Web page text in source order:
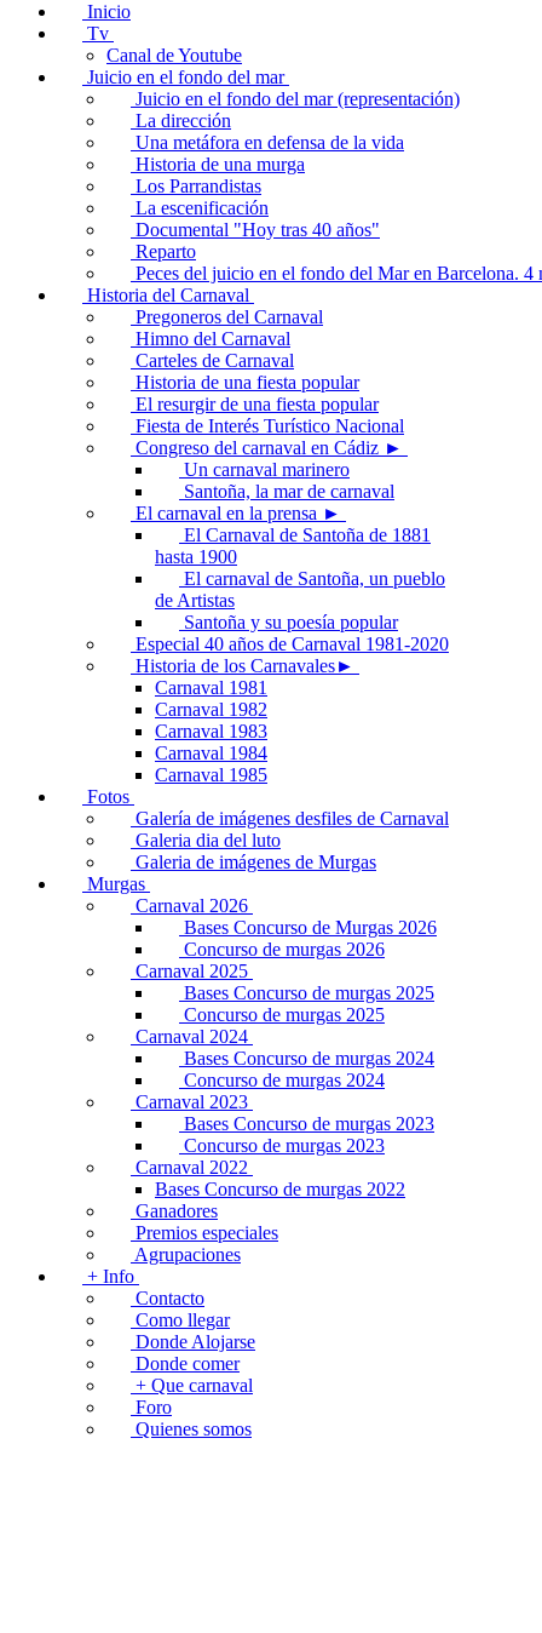
Inicio
Tv
Canal de Youtube
Juicio en el fondo del mar
Juicio en el fondo del mar (representación)
La dirección
Una metáfora en defensa de la vida
Historia de una murga
Los Parrandistas
La escenificación
Documental "Hoy tras 40 años"
Reparto
Peces del juicio en el fondo del Mar en Barcelona. 4
Historia del Carnaval
Pregoneros del Carnaval
Himno del Carnaval
Carteles de Carnaval
Historia de una fiesta popular
El resurgir de una fiesta popular
Fiesta de Interés Turístico Nacional
Congreso del carnaval en Cádiz ►
Un carnaval marinero
Santoña, la mar de carnaval
El carnaval en la prensa ►
El Carnaval de Santoña de 1881
hasta 1900
El carnaval de Santoña, un pueblo
de Artistas
Santoña y su poesía popular
Especial 40 años de Carnaval 1981-2020
Historia de los Carnavales►
Carnaval 1981
Carnaval 1982
Carnaval 1983
Carnaval 1984
Carnaval 1985
Fotos
Galería de imágenes desfiles de Carnaval
Galeria dia del luto
Galeria de imágenes de Murgas
Murgas
Carnaval 2026
Bases Concurso de Murgas 2026
Concurso de murgas 2026
Carnaval 2025
Bases Concurso de murgas 2025
Concurso de murgas 2025
Carnaval 2024
Bases Concurso de murgas 2024
Concurso de murgas 2024
Carnaval 2023
Bases Concurso de murgas 2023
Concurso de murgas 2023
Carnaval 2022
Bases Concurso de murgas 2022
Ganadores
Premios especiales
Agrupaciones
+ Info
Contacto
Como llegar
Donde Alojarse
Donde comer
+ Que carnaval
Foro
Quienes somos